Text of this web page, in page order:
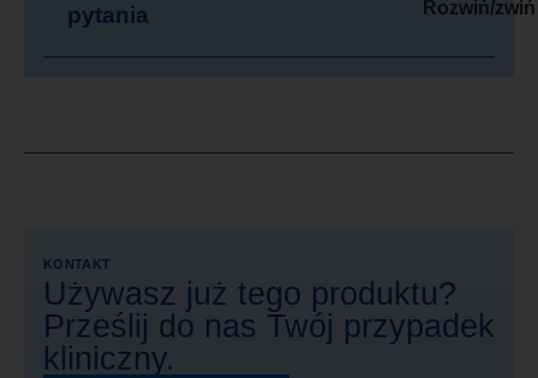
pytania
KONTAKT
Używasz już tego produktu?
Prześlij do nas Twój przypadek
kliniczny.